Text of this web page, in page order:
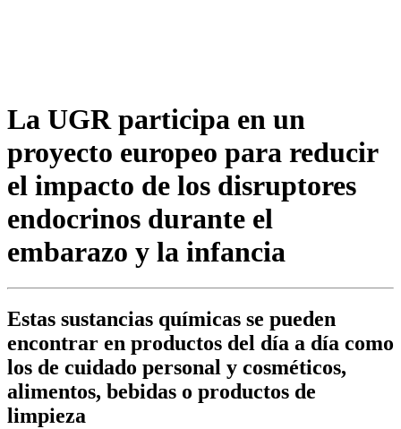
La UGR participa en un
proyecto europeo para reducir
el impacto de los disruptores
endocrinos durante el
embarazo y la infancia
Estas sustancias químicas se pueden
encontrar en productos del día a día como
los de cuidado personal y cosméticos,
alimentos, bebidas o productos de
limpieza